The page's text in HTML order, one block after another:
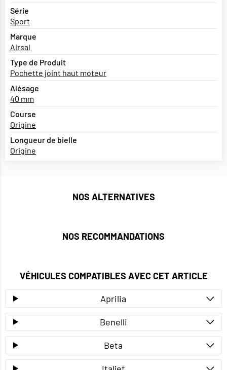
Série
Sport
Marque
Airsal
Type de Produit
Pochette joint haut moteur
Alésage
40 mm
Course
Origine
Longueur de bielle
Origine
NOS ALTERNATIVES
NOS RECOMMANDATIONS
VÉHICULES COMPATIBLES AVEC CET ARTICLE
Aprilia
Benelli
Beta